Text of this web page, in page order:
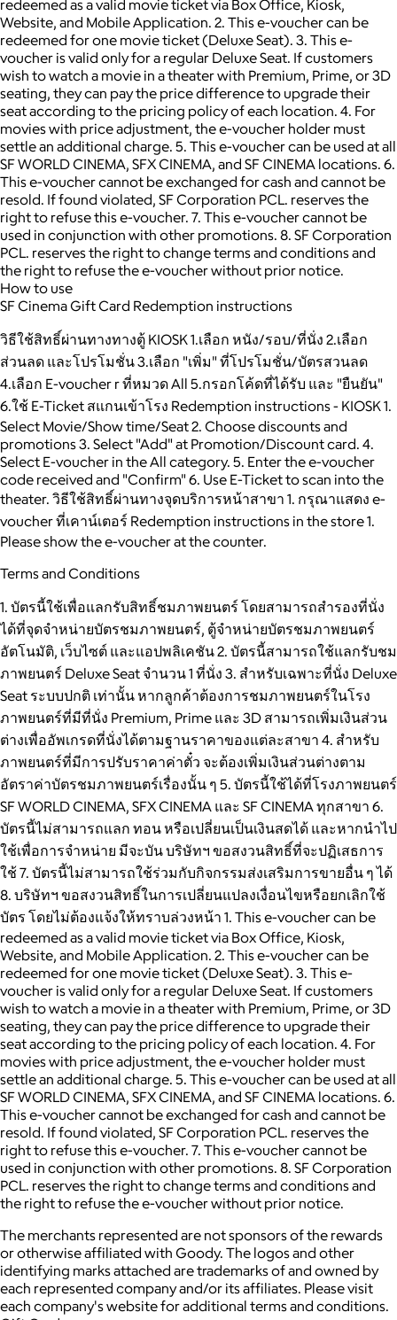
redeemed as a valid movie ticket via Box Office, Kiosk,
Website, and Mobile Application. 2. This e-voucher can be
redeemed for one movie ticket (Deluxe Seat). 3. This e-
voucher is valid only for a regular Deluxe Seat. If customers
wish to watch a movie in a theater with Premium, Prime, or 3D
seating, they can pay the price difference to upgrade their
seat according to the pricing policy of each location. 4. For
movies with price adjustment, the e-voucher holder must
settle an additional charge. 5. This e-voucher can be used at all
SF WORLD CINEMA, SFX CINEMA, and SF CINEMA locations. 6.
This e-voucher cannot be exchanged for cash and cannot be
resold. If found violated, SF Corporation PCL. reserves the
right to refuse this e-voucher. 7. This e-voucher cannot be
used in conjunction with other promotions. 8. SF Corporation
PCL. reserves the right to change terms and conditions and
the right to refuse the e-voucher without prior notice.
How to use
SF Cinema Gift Card Redemption instructions
วิธีใช้สิทธิ์ผ่านทางทางตู้ KIOSK 1.เลือก หนัง/รอบ/ที่นั่ง 2.เลือก
ส่วนลด และโปรโมชั่น 3.เลือก "เพิ่ม" ที่โปรโมชั่น/บัตรสวนลด
4.เลือก E-voucher r ที่หมวด All 5.กรอกโค้ดที่ได้รับ และ "ยืนยัน"
6.ใช้ E-Ticket สแกนเข้าโรง Redemption instructions - KIOSK 1.
Select Movie/Show time/Seat 2. Choose discounts and
promotions 3. Select "Add" at Promotion/Discount card. 4.
Select E-voucher in the All category. 5. Enter the e-voucher
code received and "Confirm" 6. Use E-Ticket to scan into the
theater. วิธีใช้สิทธิ์ผ่านทางจุดบริการหน้าสาขา 1. กรุณาแสดง e-
voucher ที่เคาน์เตอร์ Redemption instructions in the store 1.
Please show the e-voucher at the counter.
Terms and Conditions
1. บัตรนี้ใช้เพื่อแลกรับสิทธิ์ชมภาพยนตร์ โดยสามารถสำรองที่นั่ง
ได้ที่จุดจำหน่ายบัตรชมภาพยนตร์, ตู้จำหน่ายบัตรชมภาพยนตร์
อัตโนมัติ, เว็บไซต์ และแอปพลิเคชัน 2. บัตรนี้สามารถใช้แลกรับชม
ภาพยนตร์ Deluxe Seat จำนวน 1 ที่นั่ง 3. สำหรับเฉพาะที่นั่ง Deluxe
Seat ระบบปกติ เท่านั้น หากลูกค้าต้องการชมภาพยนตร์ในโรง
ภาพยนตร์ที่มีที่นั่ง Premium, Prime และ 3D สามารถเพิ่มเงินส่วน
ต่างเพื่ออัพเกรดที่นั่งได้ตามฐานราคาของแต่ละสาขา 4. สำหรับ
ภาพยนตร์ที่มีการปรับราคาค่าตั๋ว จะต้องเพิ่มเงินส่วนต่างตาม
อัตราค่าบัตรชมภาพยนตร์เรื่องนั้น ๆ 5. บัตรนี้ใช้ได้ที่โรงภาพยนตร์
SF WORLD CINEMA, SFX CINEMA และ SF CINEMA ทุกสาขา 6.
บัตรนี้ไม่สามารถแลก ทอน หรือเปลี่ยนเป็นเงินสดได้ และหากนำไป
ใช้เพื่อการจำหน่าย มีจะบัน บริษัทฯ ขอสงวนสิทธิ์ที่จะปฏิเสธการ
ใช้ 7. บัตรนี้ไม่สามารถใช้ร่วมกับกิจกรรมส่งเสริมการขายอื่น ๆ ได้
8. บริษัทฯ ขอสงวนสิทธิ์ในการเปลี่ยนแปลงเงื่อนไขหรือยกเลิกใช้
บัตร โดยไม่ต้องแจ้งให้ทราบล่วงหน้า 1. This e-voucher can be
redeemed as a valid movie ticket via Box Office, Kiosk,
Website, and Mobile Application. 2. This e-voucher can be
redeemed for one movie ticket (Deluxe Seat). 3. This e-
voucher is valid only for a regular Deluxe Seat. If customers
wish to watch a movie in a theater with Premium, Prime, or 3D
seating, they can pay the price difference to upgrade their
seat according to the pricing policy of each location. 4. For
movies with price adjustment, the e-voucher holder must
settle an additional charge. 5. This e-voucher can be used at all
SF WORLD CINEMA, SFX CINEMA, and SF CINEMA locations. 6.
This e-voucher cannot be exchanged for cash and cannot be
resold. If found violated, SF Corporation PCL. reserves the
right to refuse this e-voucher. 7. This e-voucher cannot be
used in conjunction with other promotions. 8. SF Corporation
PCL. reserves the right to change terms and conditions and
the right to refuse the e-voucher without prior notice.
The merchants represented are not sponsors of the rewards
or otherwise affiliated with Goody. The logos and other
identifying marks attached are trademarks of and owned by
each represented company and/or its affiliates. Please visit
each company's website for additional terms and conditions.